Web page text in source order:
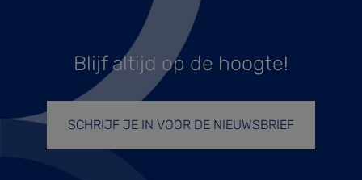
Blijf altijd op de hoogte!
SCHRIJF JE IN VOOR DE NIEUWSBRIEF